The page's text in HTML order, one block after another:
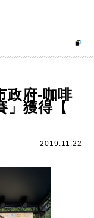
政府-咖啡
」獲得【
2019.11.22